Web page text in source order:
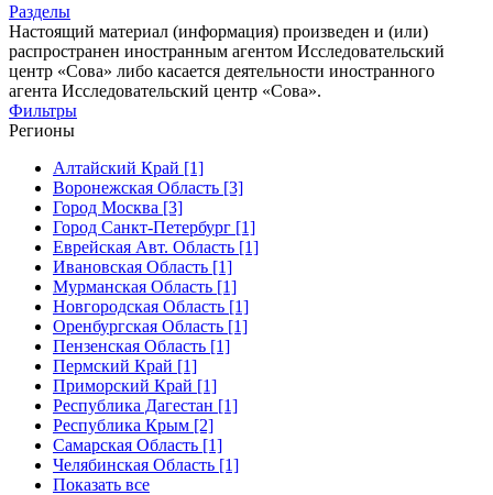
Разделы
Настоящий материал (информация) произведен и (или)
распространен иностранным агентом Исследовательский
центр «Сова» либо касается деятельности иностранного
агента Исследовательский центр «Сова».
Фильтры
Регионы
Алтайский Край [1]
Воронежская Область [3]
Город Москва [3]
Город Санкт-Петербург [1]
Еврейская Авт. Область [1]
Ивановская Область [1]
Мурманская Область [1]
Новгородская Область [1]
Оренбургская Область [1]
Пензенская Область [1]
Пермский Край [1]
Приморский Край [1]
Республика Дагестан [1]
Республика Крым [2]
Самарская Область [1]
Челябинская Область [1]
Показать все